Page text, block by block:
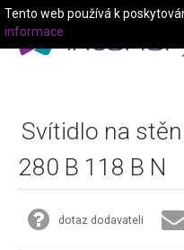
Svítidlo na
280 B 118 B N
dotaz dodavateli
Tento web používá k
informace